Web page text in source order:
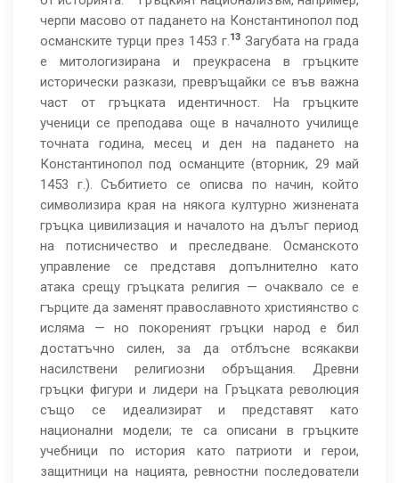
черпи масово от падането на Константинопол под
османските турци през 1453 г.13 Загубата на града
е митологизирана и преукрасена в гръцките
исторически разкази, превръщайки се във важна
част от гръцката идентичност. На гръцките
ученици се преподава още в началното училище
точната година, месец и ден на падането на
Константинопол под османците (вторник, 29 май
1453 г.). Събитието се описва по начин, който
символизира края на някога културно жизнената
гръцка цивилизация и началото на дълъг период
на потисничество и преследване. Османското
управление се представя допълнително като
атака срещу гръцката религия — очаквало се е
гърците да заменят православното християнство с
исляма — но покореният гръцки народ е бил
достатъчно силен, за да отблъсне всякакви
насилствени религиозни обръщания. Древни
гръцки фигури и лидери на Гръцката революция
също се идеализират и представят като
национални модели; те са описани в гръцките
учебници по история като патриоти и герои,
защитници на нацията, ревностни последователи